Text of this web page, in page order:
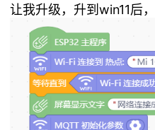
让我升级，升到win11后